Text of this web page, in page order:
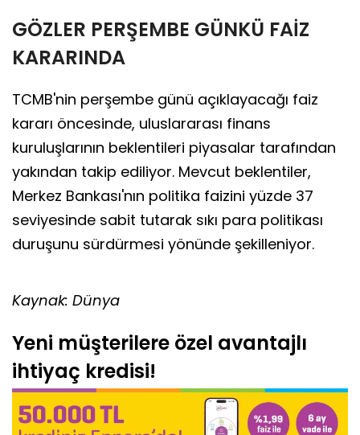
GÖZLER PERŞEMBE GÜNKÜ FAİZ
KARARINDA
TCMB'nin perşembe günü açıklayacağı faiz
kararı öncesinde, uluslararası finans
kuruluşlarının beklentileri piyasalar tarafından
yakından takip ediliyor. Mevcut beklentiler,
Merkez Bankası'nın politika faizini yüzde 37
seviyesinde sabit tutarak sıkı para politikası
duruşunu sürdürmesi yönünde şekilleniyor.
Kaynak: Dünya
Yeni müşterilere özel avantajlı
ihtiyaç kredisi!